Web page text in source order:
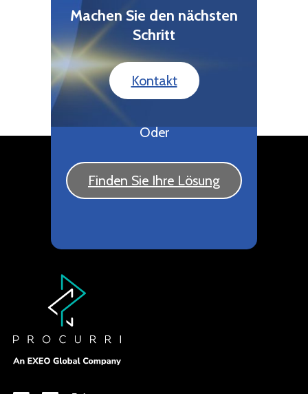
Machen Sie den nächsten
Schritt
Kontakt
Oder
Finden Sie Ihre Lösung